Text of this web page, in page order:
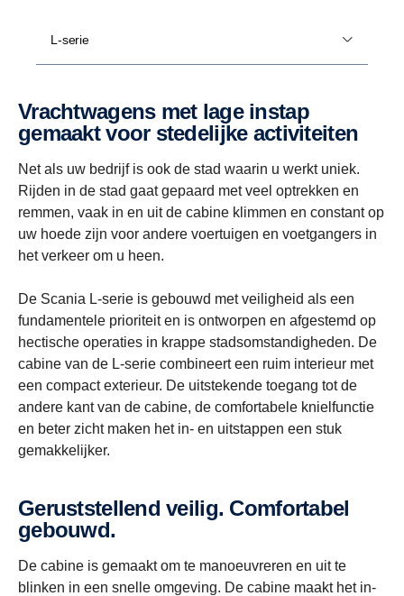
L-serie
Vrachtwagens met lage instap
gemaakt voor stedelijke activiteiten
Net als uw bedrijf is ook de stad waarin u werkt uniek.
Rijden in de stad gaat gepaard met veel optrekken en
remmen, vaak in en uit de cabine klimmen en constant op
uw hoede zijn voor andere voertuigen en voetgangers in
het verkeer om u heen.
De Scania L-serie is gebouwd met veiligheid als een
fundamentele prioriteit en is ontworpen en afgestemd op
hectische operaties in krappe stadsomstandigheden. De
cabine van de L-serie combineert een ruim interieur met
een compact exterieur. De uitstekende toegang tot de
andere kant van de cabine, de comfortabele knielfunctie
en beter zicht maken het in- en uitstappen een stuk
gemakkelijker.
Geruststellend veilig. Comfortabel
gebouwd.
De cabine is gemaakt om te manoeuvreren en uit te
blinken in een snelle omgeving. De cabine maakt het in-